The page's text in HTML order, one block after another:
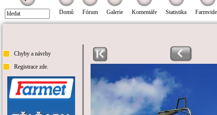
Domů Fórum Galerie Komentáře Statistika
Chyby a návrhy
Registrace zde.